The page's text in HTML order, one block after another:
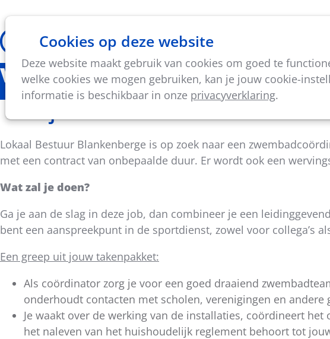
Cookies op deze website
Deze website maakt gebruik van cookies om goed te
welke cookies we mogen gebruiken, kan je jouw cookie-
informatie is beschikbaar in onze privacyverklaring.
Thema's Vorming & activiteiten
Vacature:
Lokaal Bestuur Blankenberge is op zoek naar een
met een contract van onbepaalde duur. Er wordt ook een
Wat zal je doen?
Ga je aan de slag in deze job, dan combineer je een
bent een aanspreekpunt in de sportdienst, zowel voor collega’s
Een greep uit jouw takenpakket:
Als coördinator zorg je voor een goed draaiend
onderhoudt contacten met scholen, verenigingen en andere
Je waakt over de werking van de installaties, coördineert
het naleven van het huishoudelijk reglement behoort tot